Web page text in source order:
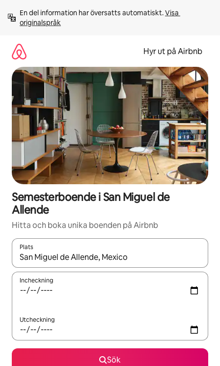
innehåll
En del information har översatts automatiskt. Visa
originalspråk
Hyr ut på Airbnb
Semesterboende i San Miguel de
Allende
Hitta och boka unika boenden på Airbnb
Plats
När resultaten är tillgängliga kan du navigera med upp- och
Incheckning
Utcheckning
Sök